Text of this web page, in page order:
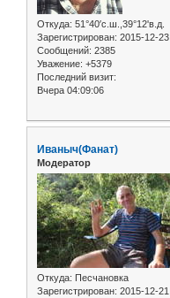
Откуда: 51°40′с.ш.,39°12'в.д.
Зарегистрирован: 2015-12-23
Сообщений: 2385
Уважение: +5379
Последний визит:
Вчера 04:09:06
Иваныч(Фанат)
Модератор
Откуда: Песчановка
Зарегистрирован: 2015-12-21